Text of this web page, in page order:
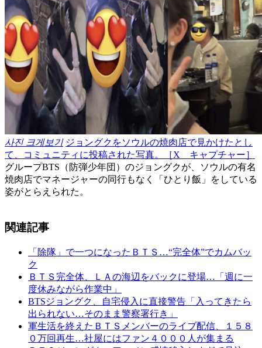
사진 크게보기 ジョングクをソウルの焼肉店で見かけたとし
て、コミュニティに投稿された写真。［X キャプチャー］
グループBTS（防弾少年団）のジョングクが、ソウルの有名
焼肉店でマネージャーの同行もなく「ひとり飯」をしている
姿がとらえられた。
関連記事
「除隊」で一つになったＢＴＳ…“完全体”でカムバッ
ク
ＢＴＳ完全体、ＬＡの海辺をバックに登場…「週に一
度休みながら作業中」
BTSジョングク、自宅侵入に直接警告「入ってきたら
出られない…そのまま警察署行き」
軍生活を終えたＢＴＳメンバーのライブ配信、１５８
０万回再生…社屋にはファン４０００人が集まる